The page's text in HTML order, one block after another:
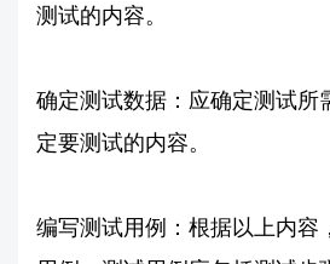
测试的内容。
确定测试数据：应确定测试所
定要测试的内容。
编写测试用例：根据以上内容